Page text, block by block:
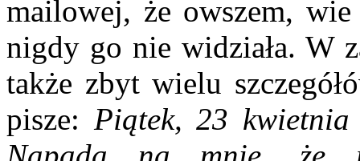
mailowej, że owszem,
nigdy go nie widziała. W
także zbyt wielu
pisze: Piątek, 23 kwietnia